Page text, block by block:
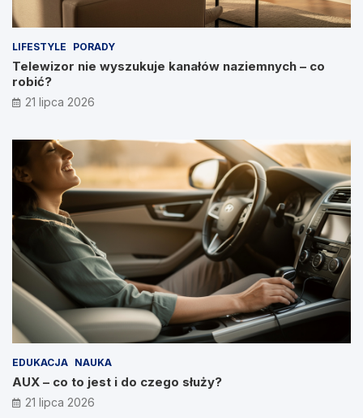
LIFESTYLE PORADY
Telewizor nie wyszukuje kanałów naziemnych – co
robić?
21 lipca 2026
EDUKACJA NAUKA
AUX – co to jest i do czego służy?
21 lipca 2026